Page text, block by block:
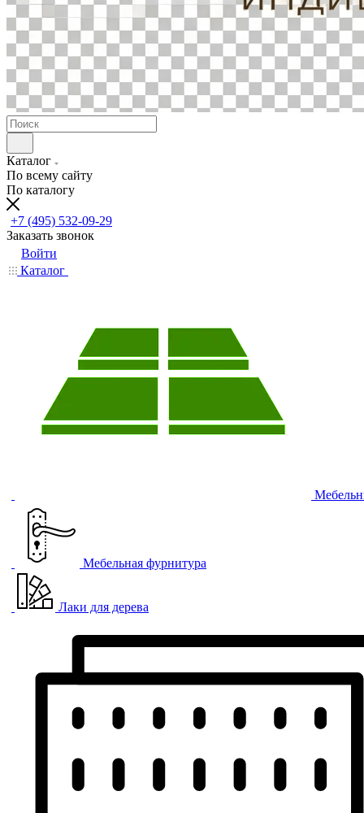
Каталог
По всему сайту
По каталогу
+7 (495) 532-09-29
Заказать звонок
Войти
Каталог
Мебельная фурнитура
Лаки для дерева